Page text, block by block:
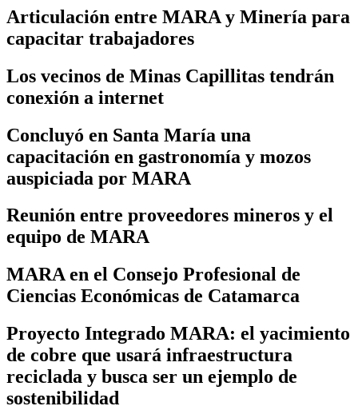
Articulación entre MARA y Minería para
capacitar trabajadores
Los vecinos de Minas Capillitas tendrán
conexión a internet
Concluyó en Santa María una
capacitación en gastronomía y mozos
auspiciada por MARA
Reunión entre proveedores mineros y el
equipo de MARA
MARA en el Consejo Profesional de
Ciencias Económicas de Catamarca
Proyecto Integrado MARA: el yacimiento
de cobre que usará infraestructura
reciclada y busca ser un ejemplo de
sostenibilidad